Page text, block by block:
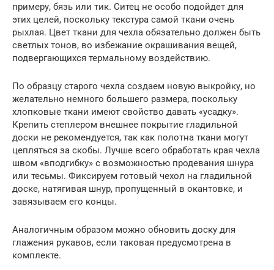
примеру, бязь или тик. Ситец не особо подойдет для
этих целей, поскольку текстура самой ткани очень
рыхлая. Цвет ткани для чехла обязательно должен быть
светлых тонов, во избежание окрашивания вещей,
подвергающихся термальному воздействию.
По образцу старого чехла создаем новую выкройку, но
желательно немного большего размера, поскольку
хлопковые ткани имеют свойство давать «усадку».
Крепить степлером внешнее покрытие гладильной
доски не рекомендуется, так как полотна ткани могут
цепляться за скобы. Лучше всего обработать края чехла
швом «вподгибку» с возможностью продевания шнура
или тесьмы. Фиксируем готовый чехол на гладильной
доске, натягивая шнур, пропущенный в окантовке, и
завязываем его концы.
Аналогичным образом можно обновить доску для
глажения рукавов, если таковая предусмотрена в
комплекте.